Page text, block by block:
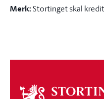
Merk:Stortinget skal
Om